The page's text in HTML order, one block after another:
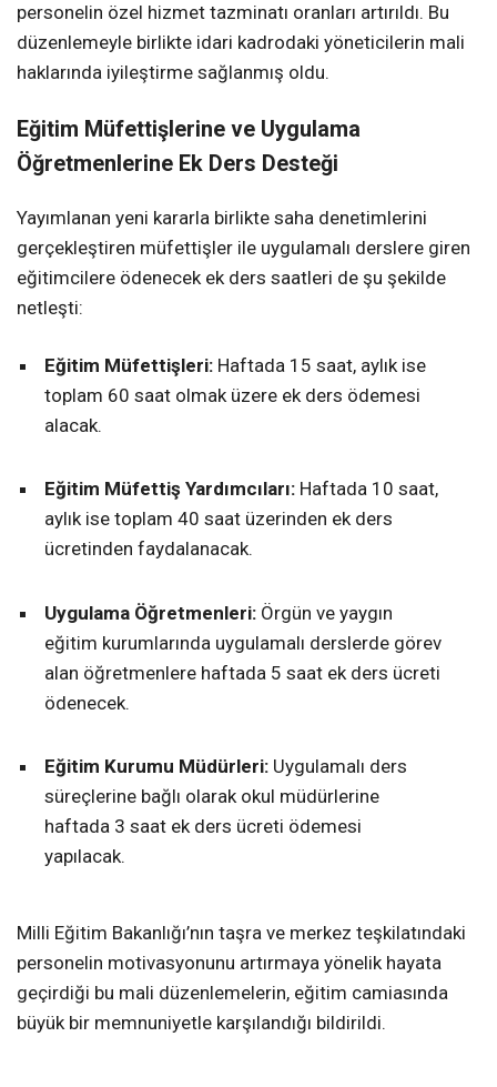
personelin özel hizmet tazminatı oranları artırıldı. Bu
düzenlemeyle birlikte idari kadrodaki yöneticilerin mali
haklarında iyileştirme sağlanmış oldu.
Eğitim Müfettişlerine ve Uygulama
Öğretmenlerine Ek Ders Desteği
Yayımlanan yeni kararla birlikte saha denetimlerini
gerçekleştiren müfettişler ile uygulamalı derslere giren
eğitimcilere ödenecek ek ders saatleri de şu şekilde
netleşti:
Eğitim Müfettişleri: Haftada 15 saat, aylık ise
toplam 60 saat olmak üzere ek ders ödemesi
alacak.
Eğitim Müfettiş Yardımcıları: Haftada 10 saat,
aylık ise toplam 40 saat üzerinden ek ders
ücretinden faydalanacak.
Uygulama Öğretmenleri: Örgün ve yaygın
eğitim kurumlarında uygulamalı derslerde görev
alan öğretmenlere haftada 5 saat ek ders ücreti
ödenecek.
Eğitim Kurumu Müdürleri: Uygulamalı ders
süreçlerine bağlı olarak okul müdürlerine
haftada 3 saat ek ders ücreti ödemesi
yapılacak.
Milli Eğitim Bakanlığı’nın taşra ve merkez teşkilatındaki
personelin motivasyonunu artırmaya yönelik hayata
geçirdiği bu mali düzenlemelerin, eğitim camiasında
büyük bir memnuniyetle karşılandığı bildirildi.